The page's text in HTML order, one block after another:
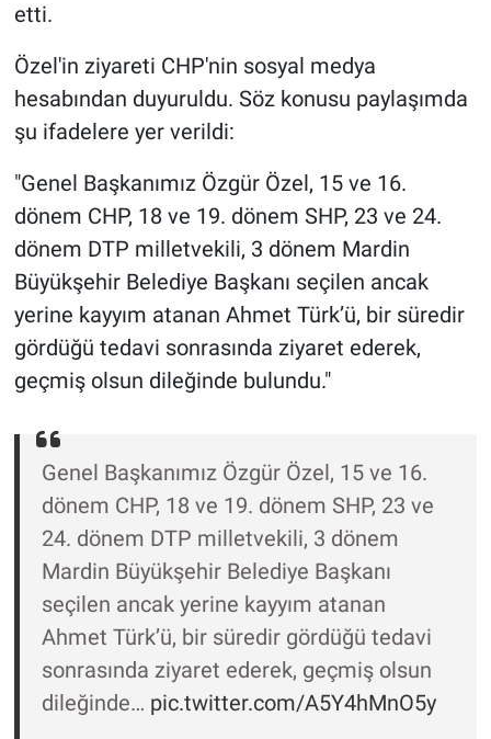
etti.
Özel'in ziyareti CHP'nin sosyal medya
hesabından duyuruldu. Söz konusu paylaşımda
şu ifadelere yer verildi:
"Genel Başkanımız Özgür Özel, 15 ve 16.
dönem CHP, 18 ve 19. dönem SHP, 23 ve 24.
dönem DTP milletvekili, 3 dönem Mardin
Büyükşehir Belediye Başkanı seçilen ancak
yerine kayyım atanan Ahmet Türk’ü, bir süredir
gördüğü tedavi sonrasında ziyaret ederek,
geçmiş olsun dileğinde bulundu."
Genel Başkanımız Özgür Özel, 15 ve 16.
dönem CHP, 18 ve 19. dönem SHP, 23 ve
24. dönem DTP milletvekili, 3 dönem
Mardin Büyükşehir Belediye Başkanı
seçilen ancak yerine kayyım atanan
Ahmet Türk’ü, bir süredir gördüğü tedavi
sonrasında ziyaret ederek, geçmiş olsun
dileğinde… pic.twitter.com/A5Y4hMnO5y
Kimdir
Koronavirüs
Kültür Sanat
Ne demişti
Nedir
Popüler
Programlar
Sağlık
Spor
Teknoloji
Türkiye'nin Geleceği
Türkiye'nin Gündemi